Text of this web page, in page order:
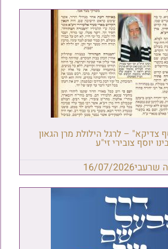
צדיקא" – לרגל הילולת מרן הגאון
יוסף צובירי זי"ע
שרעבי16/07/2026